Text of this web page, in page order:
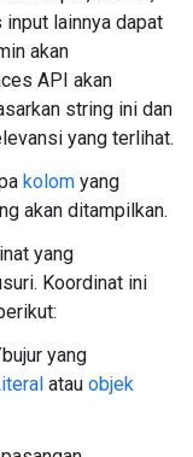
lainnya dapat
akan
API akan
string ini dan
yang terlihat.
kolom yang
akan ditampilkan.
yang
Koordinat ini
yang
atau objek